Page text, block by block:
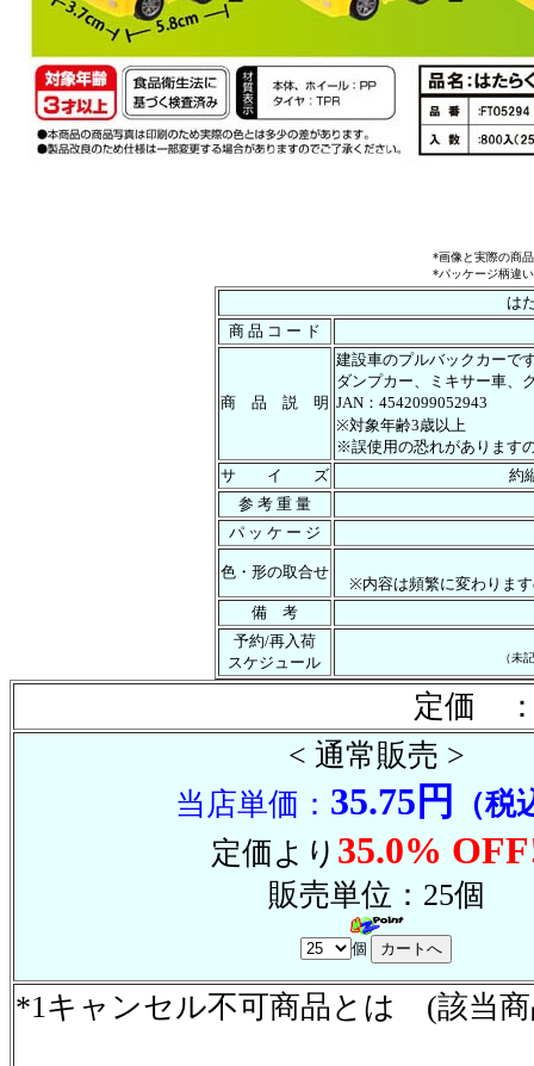
*画像と実際の商
*パッケージ柄違
は
商 品 コ ー ド
商 品 説 明
建設車のプルバックカーで
ダンプカー、ミキサー車、
JAN：4542099052943
※対象年齢3歳以上
※誤使用の恐れがあります
サ イ ズ
約
参 考 重 量
パ ッ ケ ー ジ
色・形の取合せ
※内容は頻繁に変わりま
備 考
予約/再入荷
スケジュール
（未
定価
< 通常販売 >
当店単価： 35.75円
（税
定価より 35.0%
販売単位：25個
個
*1キャンセル不可商品とは (該当